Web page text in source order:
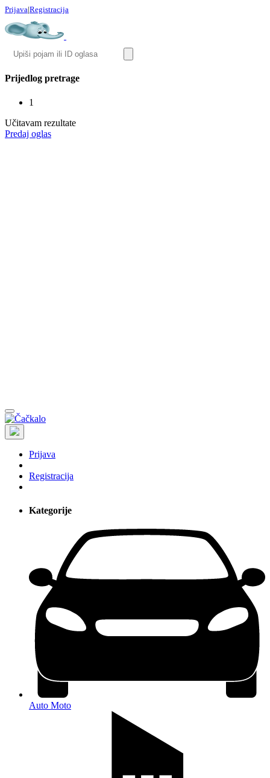
Prijava|Registracija
Prijedlog pretrage
1
Učitavam rezultate
Predaj oglas
Prijava
Registracija
Kategorije
Auto Moto